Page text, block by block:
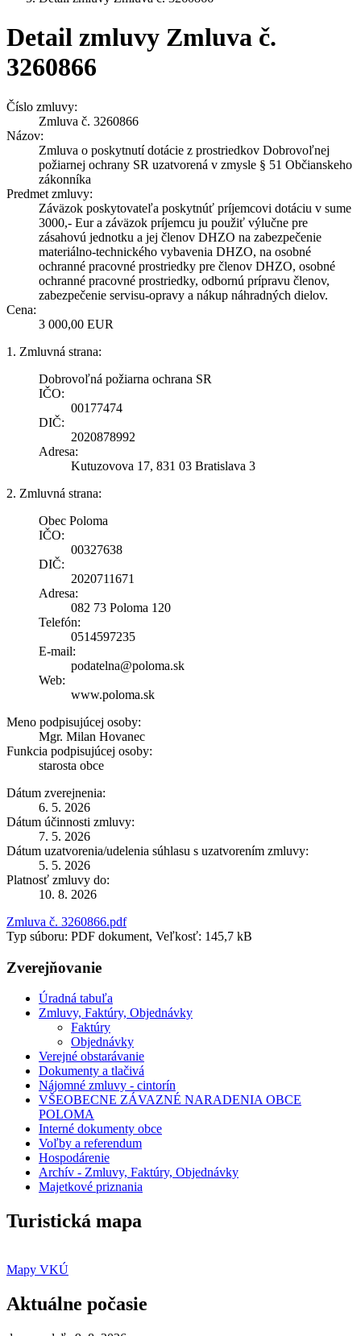
Detail zmluvy Zmluva č.
3260866
Číslo zmluvy:
Zmluva č. 3260866
Názov:
Zmluva o poskytnutí dotácie z prostriedkov Dobrovoľnej
požiarnej ochrany SR uzatvorená v zmysle § 51 Občianskeho
zákonníka
Predmet zmluvy:
Záväzok poskytovateľa poskytnúť príjemcovi dotáciu v sume
3000,- Eur a záväzok príjemcu ju použiť výlučne pre
zásahovú jednotku a jej členov DHZO na zabezpečenie
materiálno-technického vybavenia DHZO, na osobné
ochranné pracovné prostriedky pre členov DHZO, osobné
ochranné pracovné prostriedky, odbornú prípravu členov,
zabezpečenie servisu-opravy a nákup náhradných dielov.
Cena:
3 000,00 EUR
1. Zmluvná strana:
Dobrovoľná požiarna ochrana SR
IČO:
00177474
DIČ:
2020878992
Adresa:
Kutuzovova 17, 831 03 Bratislava 3
2. Zmluvná strana:
Obec Poloma
IČO:
00327638
DIČ:
2020711671
Adresa:
082 73 Poloma 120
Telefón:
0514597235
E-mail:
podatelna@poloma.sk
Web:
www.poloma.sk
Meno podpisujúcej osoby:
Mgr. Milan Hovanec
Funkcia podpisujúcej osoby:
starosta obce
Dátum zverejnenia:
6. 5. 2026
Dátum účinnosti zmluvy:
7. 5. 2026
Dátum uzatvorenia/udelenia súhlasu s uzatvorením zmluvy:
5. 5. 2026
Platnosť zmluvy do:
10. 8. 2026
Zmluva č. 3260866.pdf
Typ súboru: PDF dokument, Veľkosť: 145,7 kB
Zverejňovanie
Úradná tabuľa
Zmluvy, Faktúry, Objednávky
Faktúry
Objednávky
Verejné obstarávanie
Dokumenty a tlačivá
Nájomné zmluvy - cintorín
VŠEOBECNE ZÁVAZNÉ NARADENIA OBCE
POLOMA
Interné dokumenty obce
Voľby a referendum
Hospodárenie
Archív - Zmluvy, Faktúry, Objednávky
Majetkové priznania
Turistická mapa
Mapy VKÚ
Aktuálne počasie